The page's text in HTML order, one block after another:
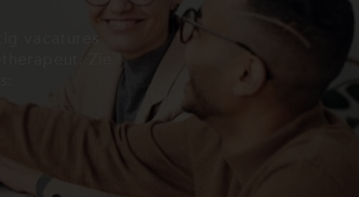
vacatures
Zie